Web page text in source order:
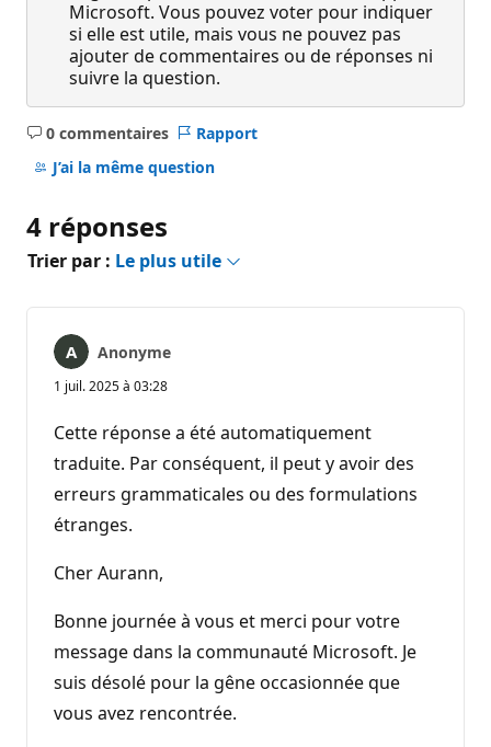
Microsoft. Vous pouvez voter pour indiquer
si elle est utile, mais vous ne pouvez pas
ajouter de commentaires ou de réponses ni
suivre la question.
0 commentaires
Aucun
commentaire
Rapport
J’ai la même question
4 réponses
Trier par : Le plus utile
Anonyme
1 juil. 2025 à 03:28
Cette réponse a été automatiquement
traduite. Par conséquent, il peut y avoir des
erreurs grammaticales ou des formulations
étranges.
Cher Aurann,
Bonne journée à vous et merci pour votre
message dans la communauté Microsoft. Je
suis désolé pour la gêne occasionnée que
vous avez rencontrée.